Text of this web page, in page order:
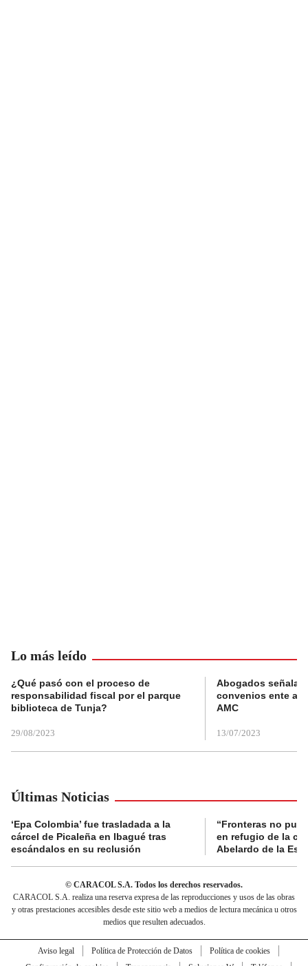
Lo más leído
¿Qué pasó con el proceso de
responsabilidad fiscal por el parque
biblioteca de Tunja?
29/08/2023
Abogados
convenios ente
AMC
13/07/2023
Últimas Noticias
‘Epa Colombia’ fue trasladada a la
cárcel de Picaleña en Ibagué tras
escándalos en su reclusión
“Fronteras no
en refugio de la
Abelardo de la
© CARACOL S.A. Todos los derechos reservados.
CARACOL S.A. realiza una reserva expresa de las reproducciones y usos de las obras
y otras prestaciones accesibles desde este sitio web a medios de lectura mecánica u otros
medios que resulten adecuados.
Aviso legal Política de Protección de Datos
Política de cookies